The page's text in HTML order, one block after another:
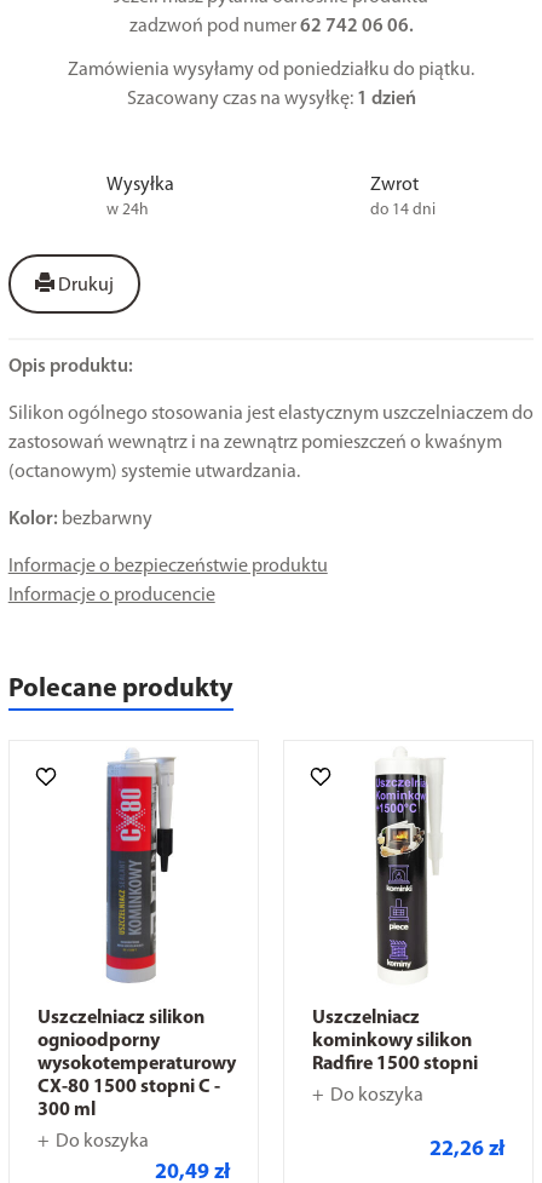
zadzwoń pod numer62 742 06 06.
Zamówienia wysyłamy od poniedziałku do piątku.
Szacowany czas na wysyłkę: 1 dzień
Wysyłka
w 24h
Zwrot
do 14 dni
Drukuj
Opis produktu:
Silikon ogólnego stosowania jest elastycznym uszczelniaczem do
zastosowań wewnątrz i na zewnątrz pomieszczeń o kwaśnym
(octanowym) systemie utwardzania.
Kolor: bezbarwny
Informacje o bezpieczeństwie produktu
Informacje o producencie
Polecane produkty
Uszczelniacz silikon
ognioodporny
wysokotemperaturowy
CX-80 1500 stopni C -
300 ml
Do koszyka
20,49 zł
Uszczelniacz
kominkowy silikon
Radfire 1500 stopni
Do koszyka
22,26 zł